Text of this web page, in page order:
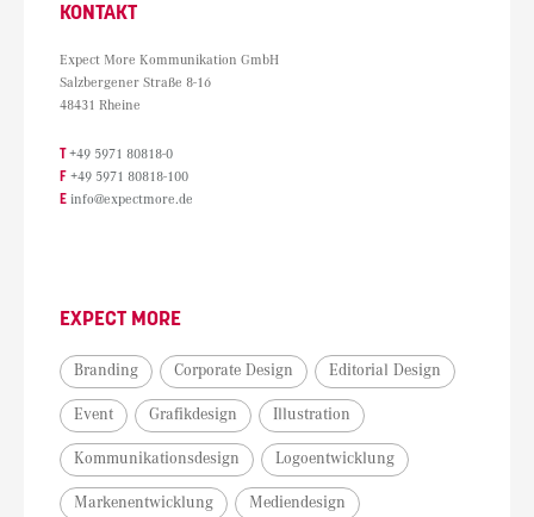
KONTAKT
Expect More Kommunikation GmbH
Salzbergener Straße 8-16
48431 Rheine
T +49 5971 80818-0
F +49 5971 80818-100
E info@expectmore.de
EXPECT MORE
Branding Corporate Design Editorial Design
Event Grafikdesign Illustration
Kommunikationsdesign Logoentwicklung
Markenentwicklung Mediendesign